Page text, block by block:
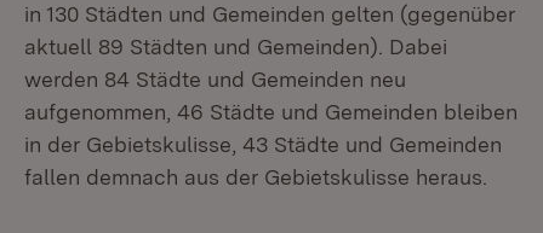
in 130 Städten und Gemeinden gelten (gegenüber
aktuell 89 Städten und Gemeinden). Dabei
werden 84 Städte und Gemeinden neu
aufgenommen, 46 Städte und Gemeinden bleiben
in der Gebietskulisse, 43 Städte und Gemeinden
fallen demnach aus der Gebietskulisse heraus.